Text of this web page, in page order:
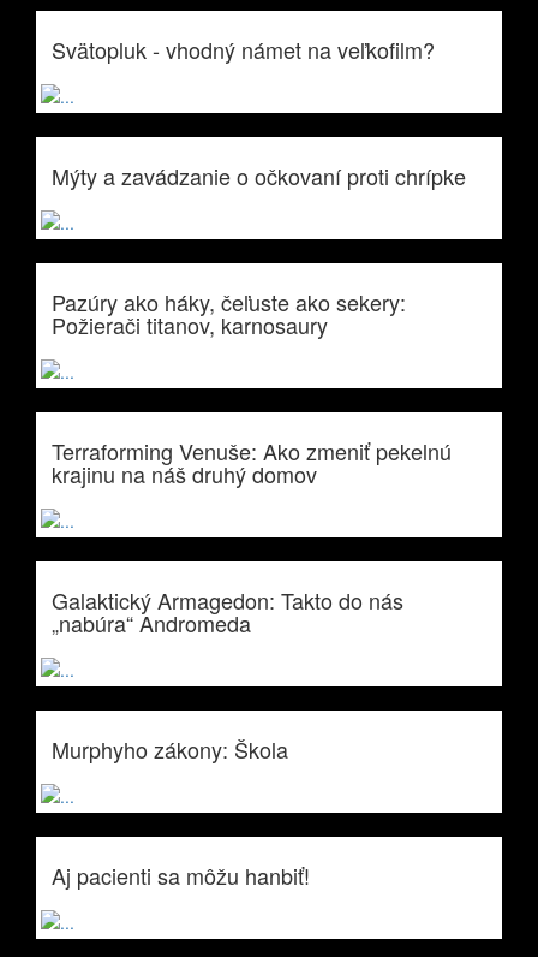
Svätopluk - vhodný námet na veľkofilm?
Mýty a zavádzanie o očkovaní proti chrípke
Pazúry ako háky, čeľuste ako sekery:
Požierači titanov, karnosaury
Terraforming Venuše: Ako zmeniť pekelnú
krajinu na náš druhý domov
Galaktický Armagedon: Takto do nás
„nabúra“ Andromeda
Murphyho zákony: Škola
Aj pacienti sa môžu hanbiť!